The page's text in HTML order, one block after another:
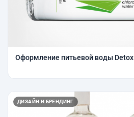
Оформление питьевой воды Detox
ДИЗАЙН И БРЕНДИНГ